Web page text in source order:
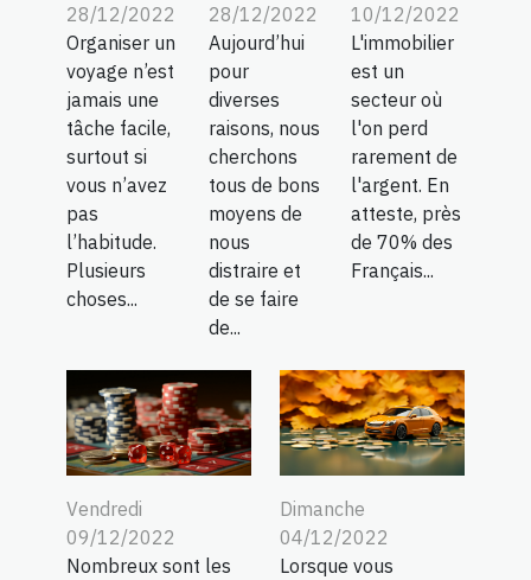
28/12/2022
Organiser un
voyage n’est
jamais une
tâche facile,
surtout si
vous n’avez
pas
l’habitude.
Plusieurs
choses...
28/12/2022
Aujourd’hui
pour
diverses
raisons, nous
cherchons
tous de bons
moyens de
nous
distraire et
de se faire
de...
10/12/2022
L'immobilier
est un
secteur où
l'on perd
rarement de
l'argent. En
atteste, près
de 70% des
Français...
Vendredi
09/12/2022
Nombreux sont les
Dimanche
04/12/2022
Lorsque vous